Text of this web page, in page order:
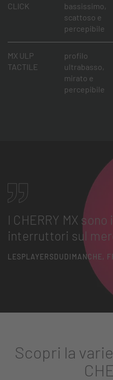
CLICK
bassissimo,
scattoso e
percepibile
MX ULP
TACTILE
profilo
ultrabasso,
mirato e
percepibile
I CHERRY MX
interruttori sul
LESPLAYERSDUDIMANCHE,
Scopri la